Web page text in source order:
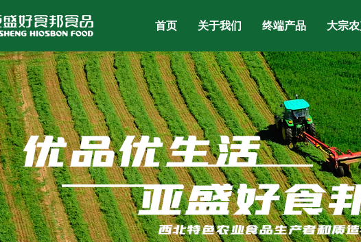
首页 关于我们
公司简介
企业文化
资质证书
全产业链
发展历程
公司架构
终端产品
瓜子系列
红枣系列
蜂蜜系列
辣椒系列
果脯系列
茶饮系列
好食有礼
大宗
豆
坚果
干果
新鲜蔬
调味
植物